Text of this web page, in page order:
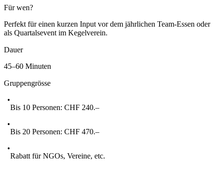
Für wen?
Perfekt für einen kurzen Input vor dem jährlichen Team-Essen oder
als Quartalsevent im Kegelverein.
Dauer
45–60 Minuten
Gruppengrösse
Bis 10 Personen: CHF 240.–
Bis 20 Personen: CHF 470.–
Rabatt für NGOs, Vereine, etc.